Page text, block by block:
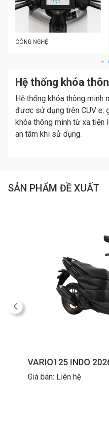
CÔNG NGHỆ
Hệ thống khóa
Hệ thống khóa thông minh
đươc sử dụng trên CUV e:
khóa thông minh từ xa tiện
an tâm khi sử dụng.
SẢN PHẨM ĐỀ XUẤT
VARIO125 INDO
Giá bán: Liên hệ